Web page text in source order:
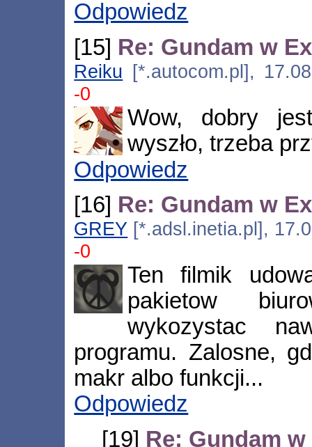
Odpowiedz
[15] Re: Gundam w
Reiku [*.autocom.pl],
-0
Wow, dobry
wyszło, trzeba
Odpowiedz
[16] Re: Gundam w
GREY [*.adsl.inetia.pl],
-0
Ten filmik
pakietow
wykozystac
programu. Zalosne,
makr albo funkcji...
Odpowiedz
[19] Re: Gundam